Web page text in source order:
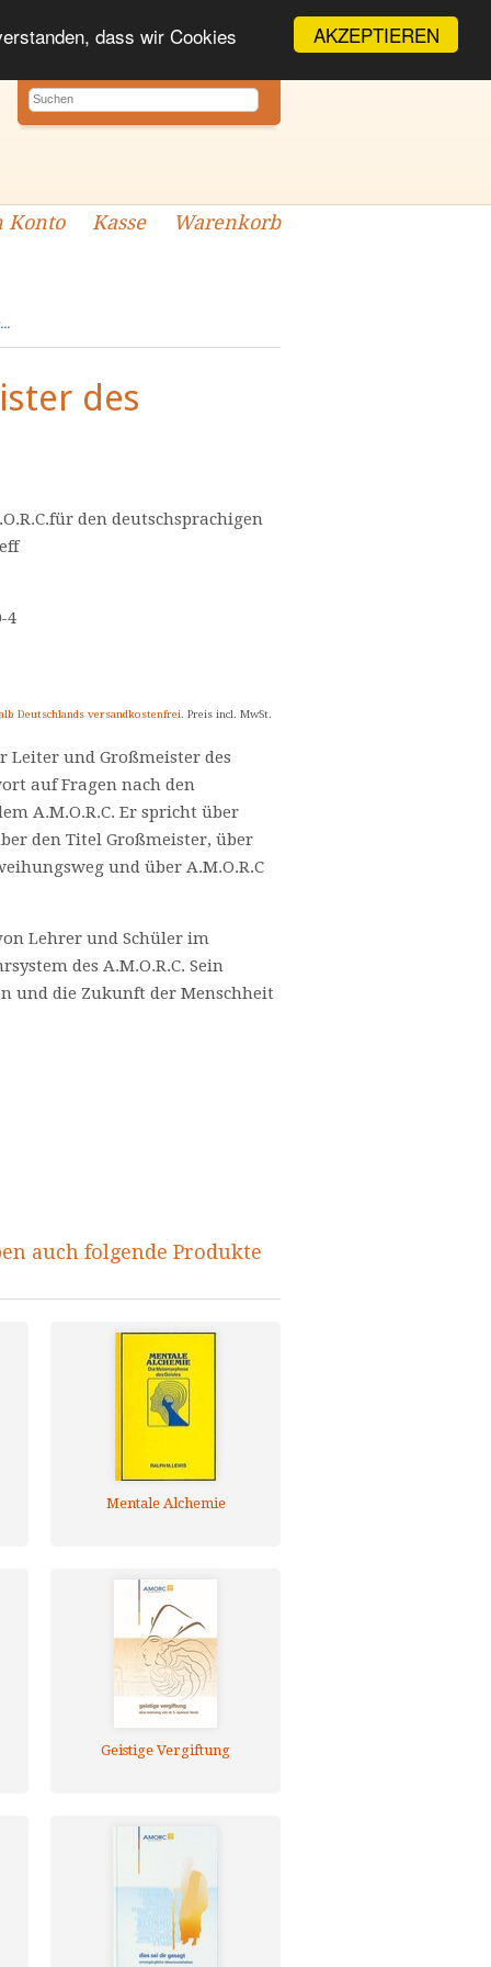
AKZEPTIEREN
dass wir Cookies
Konto Kasse Warenkorb
des
den deutschsprachigen
4
Deutschlands versandkostenfrei. Preis incl. MwSt.
Leiter und Großmeister des
auf Fragen nach den
A.M.O.R.C. Er spricht über
den Titel Großmeister, über
und über A.M.O.R.C
Lehrer und Schüler im
des A.M.O.R.C. Sein
und die Zukunft der Menschheit
auch folgende Produkte
Mentale Alchemie
Geistige Vergiftung